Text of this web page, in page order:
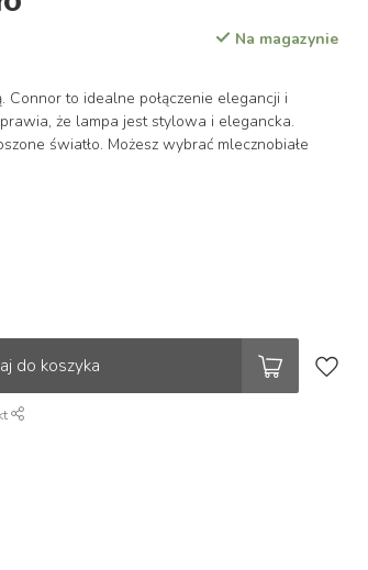
Na magazynie
to idealne połączenie elegancji i
że lampa jest stylowa i elegancka.
światło. Możesz wybrać mlecznobiałe
do koszyka